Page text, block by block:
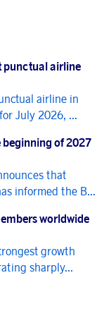
punctual airline
airline in
July 2026, ...
beginning of 2027
that
informed the B...
worldwide
growth
sharply...